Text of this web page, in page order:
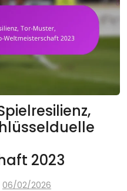
2023
06/02/2026